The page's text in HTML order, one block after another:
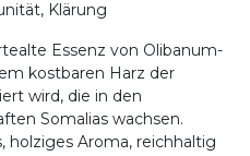
Klärung
Essenz von Olibanum-
kostbaren Harz der
wird, die in den
Somalias wachsen.
holziges Aroma, reichhaltig